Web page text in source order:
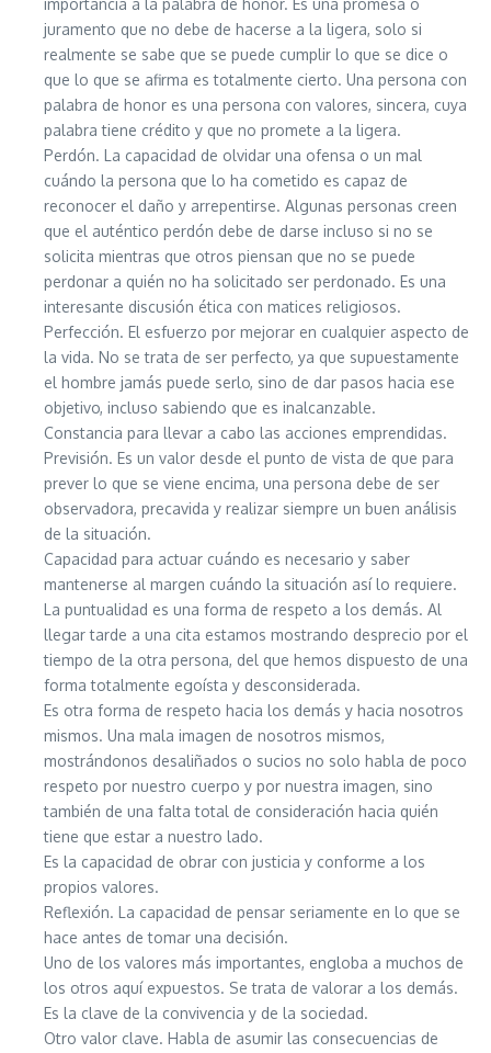
importancia a la palabra de honor. Es una promesa o
juramento que no debe de hacerse a la ligera, solo si
realmente se sabe que se puede cumplir lo que se dice o
que lo que se afirma es totalmente cierto. Una persona con
palabra de honor es una persona con valores, sincera, cuya
palabra tiene crédito y que no promete a la ligera.
Perdón. La capacidad de olvidar una ofensa o un mal
cuándo la persona que lo ha cometido es capaz de
reconocer el daño y arrepentirse. Algunas personas creen
que el auténtico perdón debe de darse incluso si no se
solicita mientras que otros piensan que no se puede
perdonar a quién no ha solicitado ser perdonado. Es una
interesante discusión ética con matices religiosos.
Perfección. El esfuerzo por mejorar en cualquier aspecto de
la vida. No se trata de ser perfecto, ya que supuestamente
el hombre jamás puede serlo, sino de dar pasos hacia ese
objetivo, incluso sabiendo que es inalcanzable.
Constancia para llevar a cabo las acciones emprendidas.
Previsión. Es un valor desde el punto de vista de que para
prever lo que se viene encima, una persona debe de ser
observadora, precavida y realizar siempre un buen análisis
de la situación.
Capacidad para actuar cuándo es necesario y saber
mantenerse al margen cuándo la situación así lo requiere.
La puntualidad es una forma de respeto a los demás. Al
llegar tarde a una cita estamos mostrando desprecio por el
tiempo de la otra persona, del que hemos dispuesto de una
forma totalmente egoísta y desconsiderada.
Es otra forma de respeto hacia los demás y hacia nosotros
mismos. Una mala imagen de nosotros mismos,
mostrándonos desaliñados o sucios no solo habla de poco
respeto por nuestro cuerpo y por nuestra imagen, sino
también de una falta total de consideración hacia quién
tiene que estar a nuestro lado.
Es la capacidad de obrar con justicia y conforme a los
propios valores.
Reflexión. La capacidad de pensar seriamente en lo que se
hace antes de tomar una decisión.
Uno de los valores más importantes, engloba a muchos de
los otros aquí expuestos. Se trata de valorar a los demás.
Es la clave de la convivencia y de la sociedad.
Otro valor clave. Habla de asumir las consecuencias de